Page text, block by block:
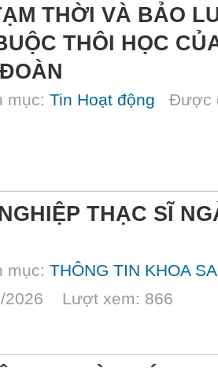
THỜI VÀ BẢO
THÔI HỌC
mục: Tin Hoạt động Được
THẠC SĨ
mục: THÔNG TIN KHOA
2026 Lượt xem: 866